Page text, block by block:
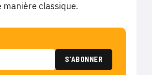
manière classique.